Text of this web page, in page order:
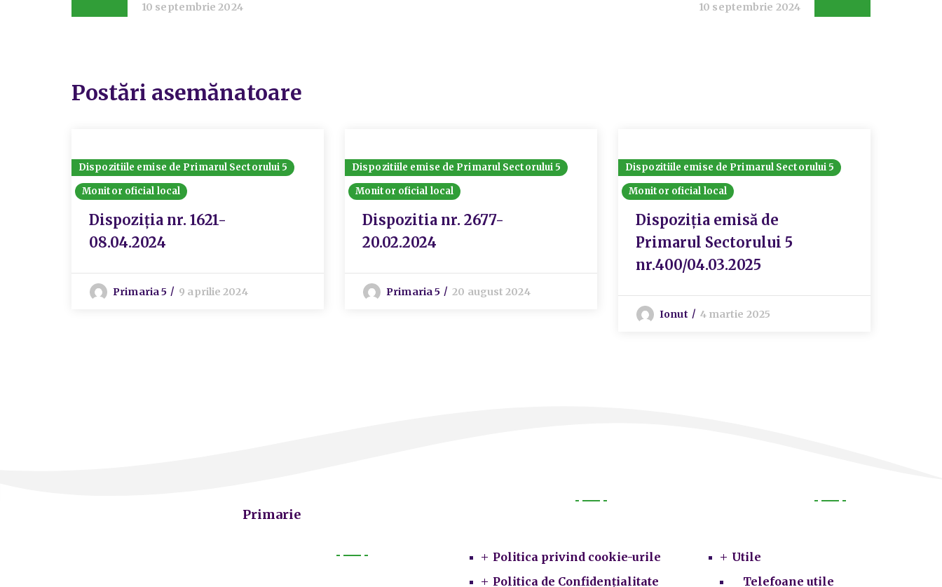
10 septembrie 2024 10 septembrie 2024
Postări asemănatoare
Dispozitiile emise de Primarul Sectorului 5
Monitor oficial local
Dispoziția nr. 1621-
08.04.2024
Primaria 5 9 aprilie 2024
Dispozitiile emise de Primarul Sectorului 5
Monitor oficial local
Dispozitia nr. 2677-
20.02.2024
Primaria 5 20 august 2024
Dispozitiile emise de Primarul Sectorului 5
Monitor oficial local
Dispoziția emisă de
Primarul Sectorului 5
nr.400/04.03.2025
Ionut 4 martie 2025
Primarie
Politica privind cookie-urile
Politica de Confidențialitate
Utile
Telefoane utile